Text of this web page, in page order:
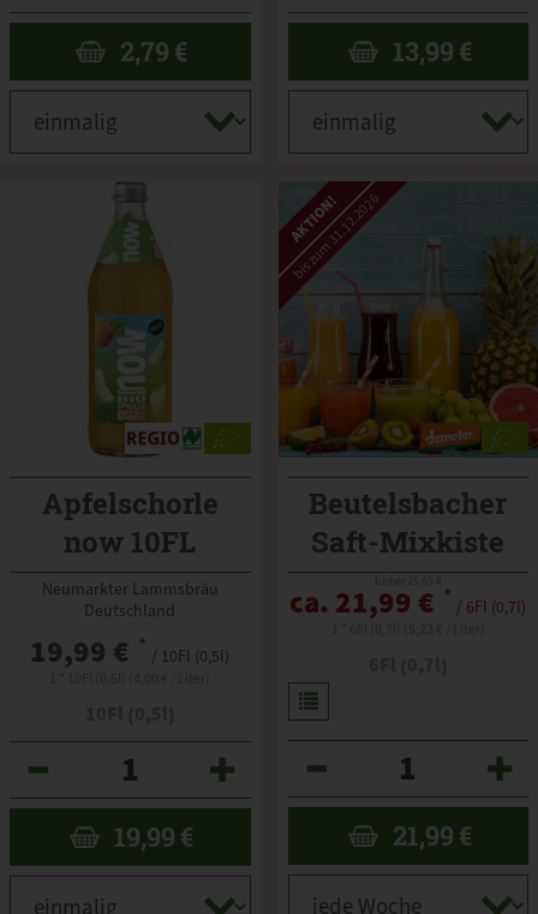
2,79 € 13,99 €
Apfelschorle
now 10FL
Neumarkter Lammsbräu
Deutschland
19,99 € * / 10Fl (0,5l)
19,99 €
AKTION!
bis zum 31.12.2026
Beutelsbacher
Saft-Mixkiste
ca. 21,99 € * / 6Fl (0,7l)
21,99 €